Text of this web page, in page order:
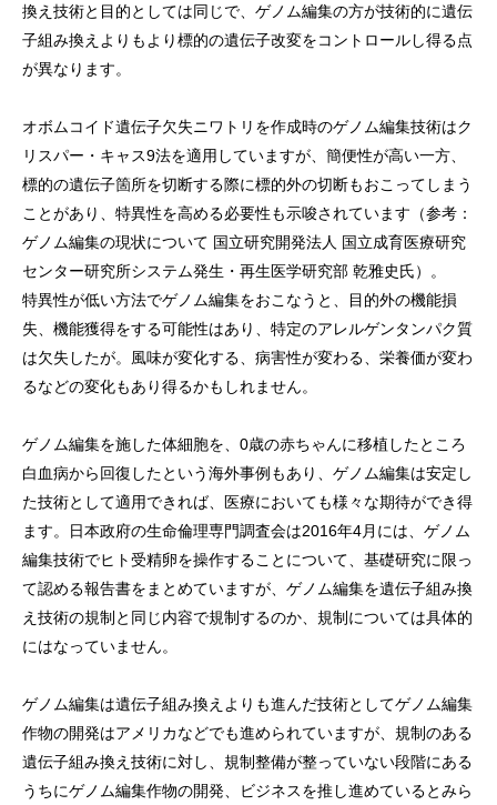
換え技術と目的としては同じで、ゲノム編集の方が技術的に遺伝
子組み換えよりもより標的の遺伝子改変をコントロールし得る点
が異なります。
オボムコイド遺伝子欠失ニワトリを作成時のゲノム編集技術はク
リスパー・キャス9法を適用していますが、簡便性が高い一方、
標的の遺伝子箇所を切断する際に標的外の切断もおこってしまう
ことがあり、特異性を高める必要性も示唆されています（参考：
ゲノム編集の現状について 国立研究開発法人 国立成育医療研究
センター研究所システム発生・再生医学研究部 乾雅史氏）。
特異性が低い方法でゲノム編集をおこなうと、目的外の機能損
失、機能獲得をする可能性はあり、特定のアレルゲンタンパク質
は欠失したが。風味が変化する、病害性が変わる、栄養価が変わ
るなどの変化もあり得るかもしれません。
ゲノム編集を施した体細胞を、0歳の赤ちゃんに移植したところ
白血病から回復したという海外事例もあり、ゲノム編集は安定し
た技術として適用できれば、医療においても様々な期待ができ得
ます。日本政府の生命倫理専門調査会は2016年4月には、ゲノム
編集技術でヒト受精卵を操作することについて、基礎研究に限っ
て認める報告書をまとめていますが、ゲノム編集を遺伝子組み換
え技術の規制と同じ内容で規制するのか、規制については具体的
にはなっていません。
ゲノム編集は遺伝子組み換えよりも進んだ技術としてゲノム編集
作物の開発はアメリカなどでも進められていますが、規制のある
遺伝子組み換え技術に対し、規制整備が整っていない段階にある
うちにゲノム編集作物の開発、ビジネスを推し進めているとみら